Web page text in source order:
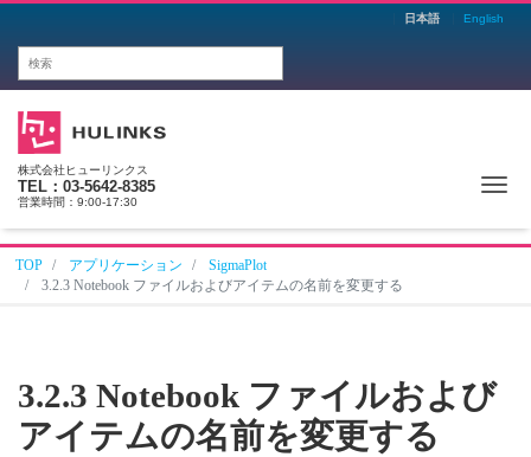
日本語 English
株式会社ヒューリンクス
TEL：03-5642-8385
営業時間：9:00-17:30
TOP アプリケーション
SigmaPlot
3.2.3 Notebook ファイルおよびアイテムの名前を変更する
3.2.3 Notebook ファイルおよび
アイテムの名前を変更する